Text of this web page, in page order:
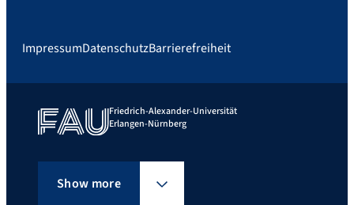
ImpressumDatenschutzBarrierefreiheit
Friedrich-Alexander-Universität
Erlangen-Nürnberg
Show more